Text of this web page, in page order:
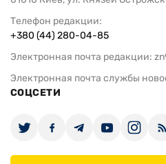
Телефон редакции:
+380 (44) 280-04-85
Электронная почта редакции:
Электронная почта службы
СОЦСЕТИ